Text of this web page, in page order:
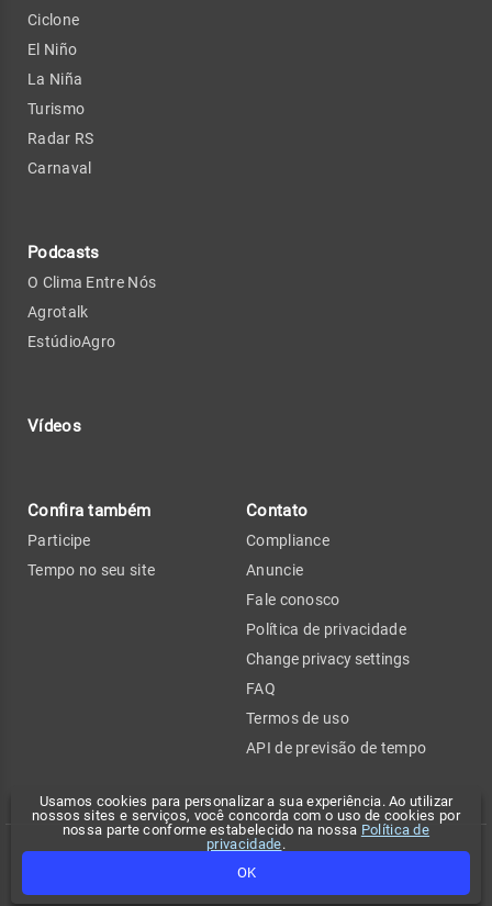
Usamos cookies para personalizar a sua experiência. Ao utilizar
nossos sites e serviços, você concorda com o uso de cookies por
nossa parte conforme estabelecido na nossa Política de
privacidade.
OK
Ciclone
El Niño
La Niña
Turismo
Radar RS
Carnaval
Podcasts
O Clima Entre Nós
Agrotalk
EstúdioAgro
Vídeos
Confira também
Participe
Tempo no seu site
Contato
Compliance
Anuncie
Fale conosco
Política de privacidade
Change privacy settings
FAQ
Termos de uso
API de previsão de tempo
Copyright 2026 - Climatempo. Todos os direitos reservados.